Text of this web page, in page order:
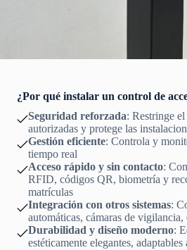
¿Por qué instalar un control de
Seguridad reforzada: Restringe el
autorizadas y protege las
Gestión eficiente: Controla y
tiempo real
Acceso rápido y sin contacto:
RFID, códigos QR, biometría y
matrículas
Integración con otros sistemas:
automáticas, cámaras de vigilancia,
Durabilidad y diseño moderno:
estéticamente elegantes,